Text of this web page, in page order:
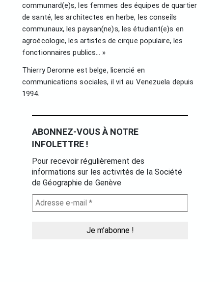
communard(e)s, les femmes des équipes de quartier
de santé, les architectes en herbe, les conseils
communaux, les paysan(ne)s, les étudiant(e)s en
agroécologie, les artistes de cirque populaire, les
fonctionnaires publics… »
Thierry Deronne est belge, licencié en
communications sociales, il vit au Venezuela depuis
1994.
ABONNEZ-VOUS À NOTRE
INFOLETTRE !
Pour recevoir régulièrement des
informations sur les activités de la Société
de Géographie de Genève